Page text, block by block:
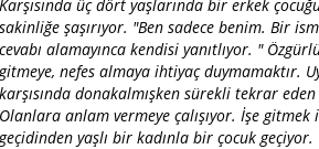
Karşısında üç dört yaşlarında bir erkek
sakinliğe şaşırıyor. "Ben sadece benim. Bir
cevabı alamayınca kendisi yanıtlıyor. "
gitmeye, nefes almaya ihtiyaç duymamaktır.
karşısında donakalmışken sürekli tekrar
Olanlara anlam vermeye çalışıyor. İşe gitmek
geçidinden yaşlı bir kadınla bir çocuk geçiyor.